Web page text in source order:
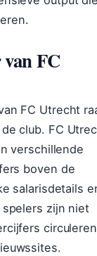
FC
FC Utrecht
club. FC
verschillende
boven de
salarisdetails
zijn niet